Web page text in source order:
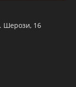
Шерози, 16